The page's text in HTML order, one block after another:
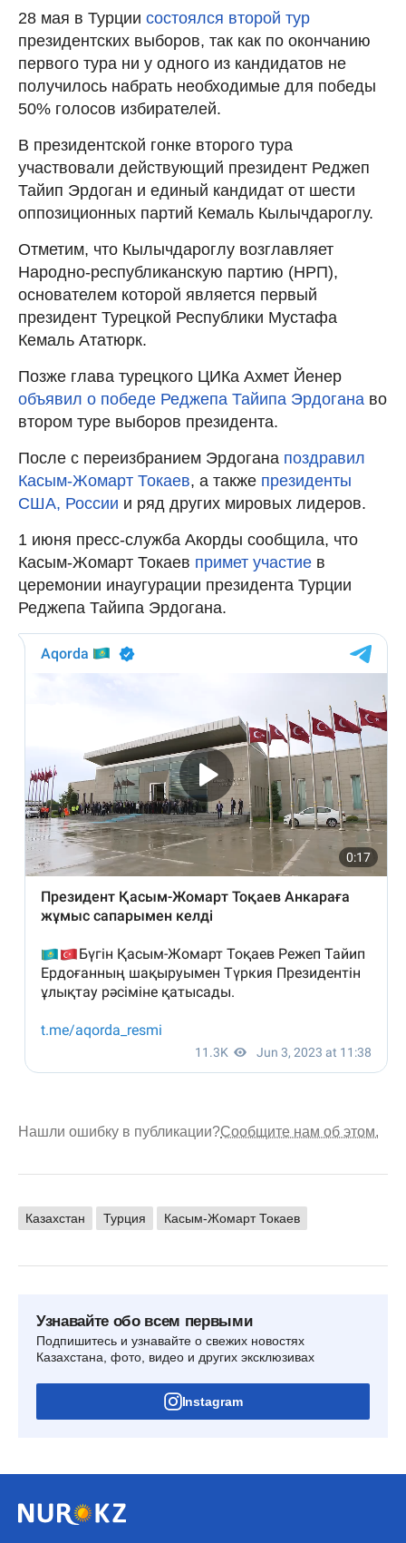
28 мая в Турции состоялся второй тур
президентских выборов, так как по окончанию
первого тура ни у одного из кандидатов не
получилось набрать необходимые для победы
50% голосов избирателей.
В президентской гонке второго тура
участвовали действующий президент Реджеп
Тайип Эрдоган и единый кандидат от шести
оппозиционных партий Кемаль Кылычдароглу.
Отметим, что Кылычдароглу возглавляет
Народно-республиканскую партию (НРП),
основателем которой является первый
президент Турецкой Республики Мустафа
Кемаль Ататюрк.
Позже глава турецкого ЦИКа Ахмет Йенер
объявил о победе Реджепа Тайипа Эрдогана во
втором туре выборов президента.
После с переизбранием Эрдогана поздравил
Касым-Жомарт Токаев, а также президенты
США, России и ряд других мировых лидеров.
1 июня пресс-служба Акорды сообщила, что
Касым-Жомарт Токаев примет участие в
церемонии инаугурации президента Турции
Реджепа Тайипа Эрдогана.
Нашли ошибку в публикации?Сообщите нам об этом.
Казахстан Турция Касым-Жомарт Токаев
Узнавайте обо всем первыми
Подпишитесь и узнавайте о свежих новостях
Казахстана, фото, видео и других эксклюзивах
Instagram